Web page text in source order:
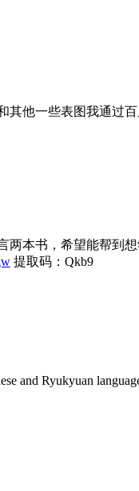
他一些表图我通过
本书，希望能帮到
提取码：Qkb9
and Ryukyuan